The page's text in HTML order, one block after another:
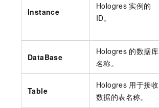
Instance
Hologres 实例的
ID。
DataBase
Hologres 的数据库
名称。
Table
Hologres 用于接收
数据的表名称。